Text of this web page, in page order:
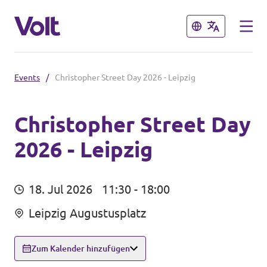
Schließen
Volt in Sachsen
Volt Sachsen
Volt Dresden
Volt in Deutschland
Website
Schließen
Programm
Menschen
Neuigkeiten
Events / Christopher Street Day 2026 - Leipzig
Christopher Street Day
2026 - Leipzig
18. Jul 2026
11:30 - 18:00
Leipzig Augustusplatz
Zum Kalender hinzufügen